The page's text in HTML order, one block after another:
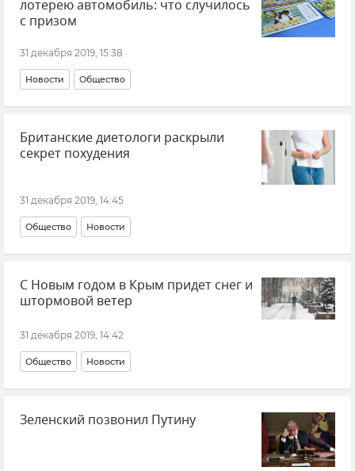
лотерею автомобиль: что случилось
с призом
31 декабря 2019, 15:38
Новости Общество
Британские диетологи раскрыли
секрет похудения
31 декабря 2019, 14:45
Общество Новости
С Новым годом в Крым придет снег и
штормовой ветер
31 декабря 2019, 14:42
Общество Новости
Зеленский позвонил Путину